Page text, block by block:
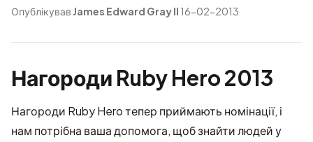
Опублікував James Edward Gray II 16-02-2013
Нагороди Ruby Hero 2013
Нагороди Ruby Heroтепер приймають номінації, і
нам потрібна ваша допомога, щоб знайти людей у